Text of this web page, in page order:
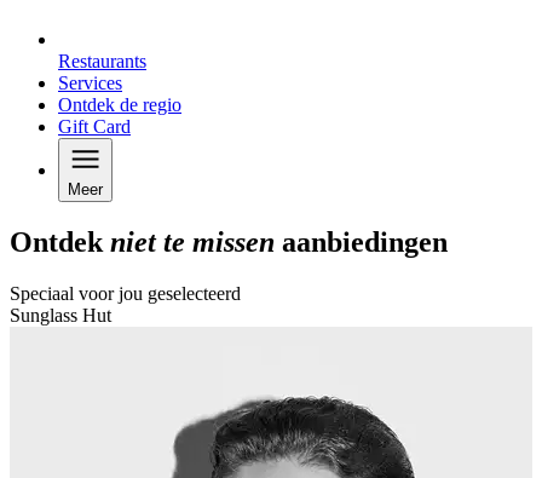
Restaurants
Services
Ontdek de regio
Gift Card
Meer
Ontdekniet te missen aanbiedingen
Speciaal voor jou geselecteerd
Sunglass Hut